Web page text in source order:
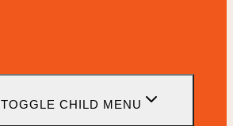
TOGGLE CHILD MENU